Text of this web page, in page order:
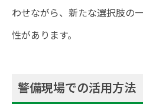
わせながら、新たな選択肢の
性があります。
警備現場での活用方法